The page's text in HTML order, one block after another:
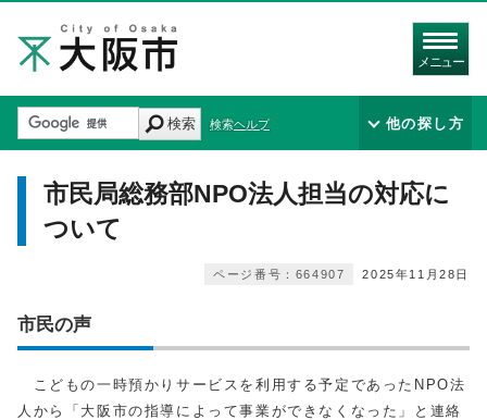
メニュー
検索 検索ヘルプ 他の探し方
市民局総務部NPO法人担当の対応に
ついて
2025年11月28日
ページ番号：664907
市民の声
こどもの一時預かりサービスを利用する予定であったNPO法
人から「大阪市の指導によって事業ができなくなった」と連絡